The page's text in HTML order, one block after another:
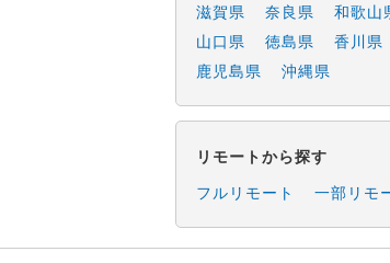
滋賀県
奈良県 和歌山
山口県
徳島県 香川県
鹿児島県
沖縄県
リモートから探す
フルリモート
一部リモ